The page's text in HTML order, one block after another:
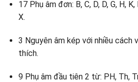
17 Phụ âm đơn: B, C, D, D, G, H, K,
X.
3 Nguyên âm kép với nhiều cách
thích.
9 Phụ âm đầu tiên 2 từ: PH, Th,